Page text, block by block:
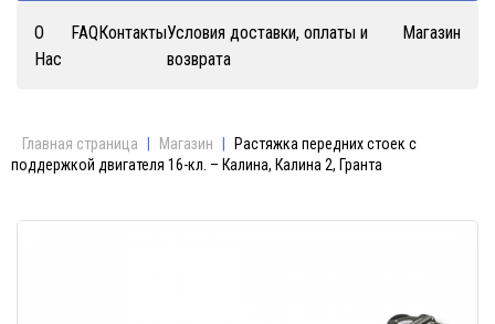
О
Нас
FAQКонтактыУсловия доставки, оплаты и
возврата
Магазин
Главная страница Магазин
Растяжка передних стоек с
поддержкой двигателя 16-кл. – Калина, Калина 2, Гранта